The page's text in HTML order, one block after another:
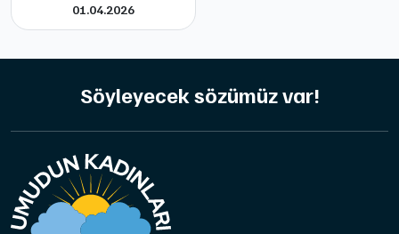
01.04.2026
Söyleyecek sözümüz var!